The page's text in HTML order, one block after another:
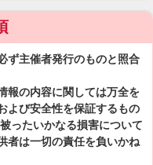
ず主催者発行のものと照合
報の内容に関しては万全を
よび安全性を保証するもの
ったいかなる損害について
者は一切の責任を負いかね